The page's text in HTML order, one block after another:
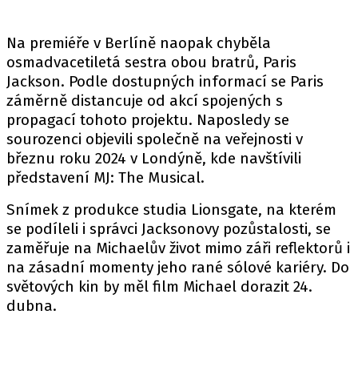
Na premiéře v Berlíně naopak chyběla
osmadvacetiletá sestra obou bratrů, Paris
Jackson. Podle dostupných informací se Paris
záměrně distancuje od akcí spojených s
propagací tohoto projektu. Naposledy se
sourozenci objevili společně na veřejnosti v
březnu roku 2024 v Londýně, kde navštívili
představení MJ: The Musical.
Snímek z produkce studia Lionsgate, na kterém
se podíleli i správci Jacksonovy pozůstalosti, se
zaměřuje na Michaelův život mimo záři reflektorů i
na zásadní momenty jeho rané sólové kariéry. Do
světových kin by měl film Michael dorazit 24.
dubna.